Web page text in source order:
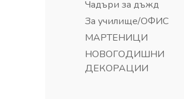
Чадъри за дъжд
За училище/ОФИС
МАРТЕНИЦИ
НОВОГОДИШНИ
ДЕКОРАЦИИ